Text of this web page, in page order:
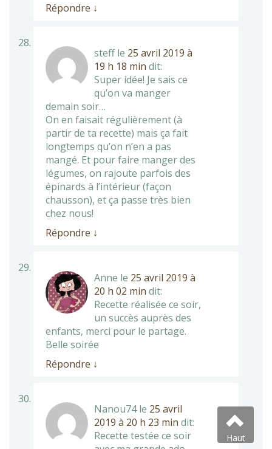
Répondre ↓
steffle 25 avril 2019 à
19 h 18 min dit:
Super idée! Je sais ce
qu’on va manger
demain soir…
On en faisait régulièrement (à
partir de ta recette) mais ça fait
longtemps qu’on n’en a pas
mangé. Et pour faire manger des
légumes, on rajoute parfois des
épinards à l’intérieur (façon
chausson), et ça passe très bien
chez nous!
Répondre ↓
Anne le 25 avril 2019 à
20 h 02 min dit:
Recette réalisée ce soir,
un succès auprès des
enfants, merci pour le partage.
Belle soirée
Répondre ↓
Nanou74le 25 avril
2019 à 20 h 23 min dit:
Recette testée ce soir
Haut